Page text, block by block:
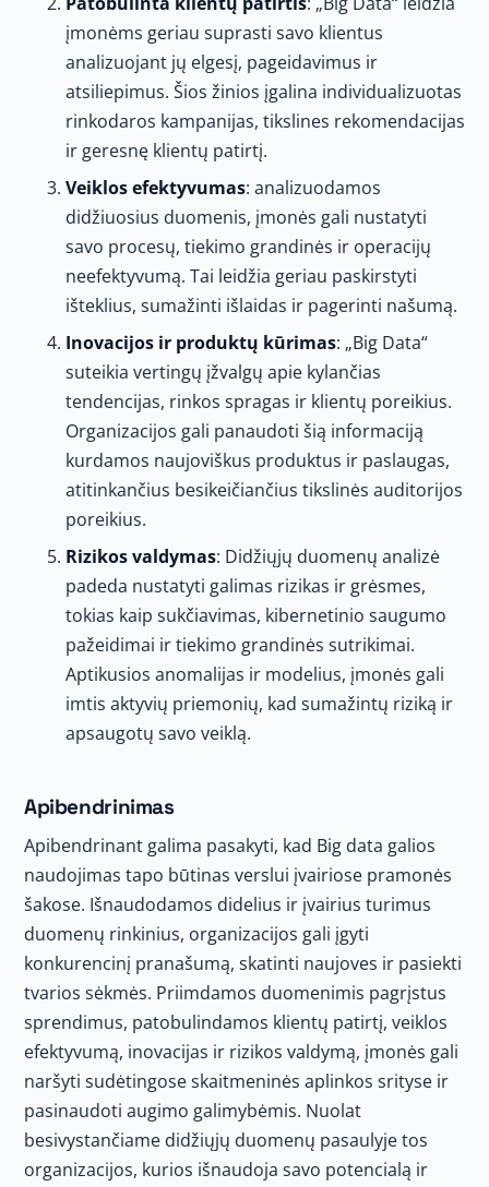
įmonėms geriau suprasti savo klientus
analizuojant jų elgesį, pageidavimus ir
atsiliepimus. Šios žinios įgalina individualizuotas
rinkodaros kampanijas, tikslines rekomendacijas
ir geresnę klientų patirtį.
Veiklos efektyvumas: analizuodamos
didžiuosius duomenis, įmonės gali nustatyti
savo procesų, tiekimo grandinės ir operacijų
neefektyvumą. Tai leidžia geriau paskirstyti
išteklius, sumažinti išlaidas ir pagerinti našumą.
Inovacijos ir produktų kūrimas: „Big Data“
suteikia vertingų įžvalgų apie kylančias
tendencijas, rinkos spragas ir klientų poreikius.
Organizacijos gali panaudoti šią informaciją
kurdamos naujoviškus produktus ir paslaugas,
atitinkančius besikeičiančius tikslinės auditorijos
poreikius.
Rizikos valdymas: Didžiųjų duomenų analizė
padeda nustatyti galimas rizikas ir grėsmes,
tokias kaip sukčiavimas, kibernetinio saugumo
pažeidimai ir tiekimo grandinės sutrikimai.
Aptikusios anomalijas ir modelius, įmonės gali
imtis aktyvių priemonių, kad sumažintų riziką ir
apsaugotų savo veiklą.
Apibendrinimas
Apibendrinant galima pasakyti, kad Big data galios
naudojimas tapo būtinas verslui įvairiose pramonės
šakose. Išnaudodamos didelius ir įvairius turimus
duomenų rinkinius, organizacijos gali įgyti
konkurencinį pranašumą, skatinti naujoves ir pasiekti
tvarios sėkmės. Priimdamos duomenimis pagrįstus
sprendimus, patobulindamos klientų patirtį, veiklos
efektyvumą, inovacijas ir rizikos valdymą, įmonės gali
naršyti sudėtingose skaitmeninės aplinkos srityse ir
pasinaudoti augimo galimybėmis. Nuolat
besivystančiame didžiųjų duomenų pasaulyje tos
organizacijos, kurios išnaudoja savo potencialą ir